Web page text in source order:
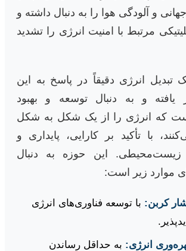
و آلودگی هوا را به دنبال داشته و
مرتبط با امنیت انرژی را تشدید
تبدیل انرژی دقیقاً در پاسخ به این
یافته و به دنبال توسعه و بهبود
که انرژی را از یک شکل به شکل
با تأکید بر کارایی، پایداری و
زیست‌محیطی. این حوزه به دنبال
موارد زیر است:
کربن: با توسعه فناوری‌های انرژی
انرژی: به حداقل رساندن